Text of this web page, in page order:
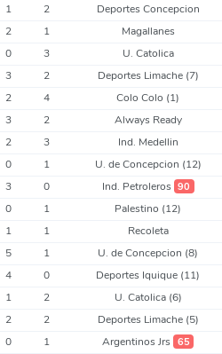
1 2 Deportes Concepcion
2 1 Magallanes
0 3 U. Catolica
3 2 Deportes Limache (7)
2 4 Colo Colo (1)
3 2 Always Ready
2 3 Ind. Medellin
0 1 U. de Concepcion (12)
3 0 Ind. Petroleros 90
0 1 Palestino (12)
1 1 Recoleta
5 1 U. de Concepcion (8)
4 0 Deportes Iquique (11)
1 2 U. Catolica (6)
2 2 Deportes Limache (5)
0 1 Argentinos Jrs 65